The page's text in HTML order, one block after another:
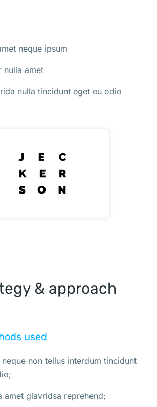
neque ipsum
nulla amet
nulla tincidunt eget eu odio
& approach
used
neque non tellus interdum tincidunt
amet glavridsa reprehend;